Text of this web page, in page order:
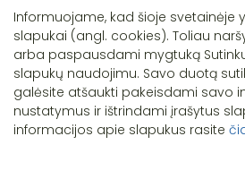
Pastebėjote
Informuojame, kad šioje svetainėje
slapukai (angl. cookies). Toliau
arba paspausdami mygtuką
slapukų naudojimu. Savo duotą
galėsite atšaukti pakeisdami savo
nustatymus ir ištrindami įrašytus
informacijos apie slapukus rasite